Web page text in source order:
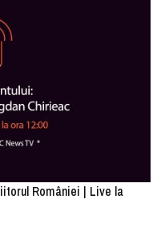
României | Live la